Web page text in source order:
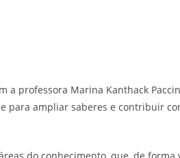
professora Marina Kanthack
para ampliar saberes e contribuir